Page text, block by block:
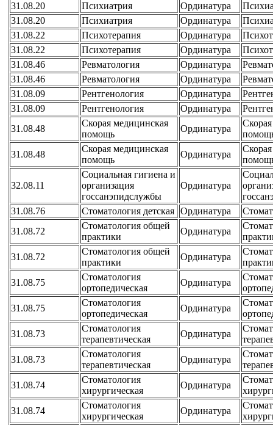
31.08.20
Психиатрия Ординатура
31.08.20
Психиатрия Ординатура
31.08.22
Психотерапия Ординатура
31.08.22
Психотерапия Ординатура
31.08.46
Ревматология Ординатура
31.08.46
Ревматология Ординатура
31.08.09
Рентгенология Ординатура
31.08.09
Рентгенология Ординатура
31.08.48
Скорая медицинская
помощь
Ординатура
31.08.48
Скорая медицинская
помощь
Ординатура
32.08.11
Социальная гигиена и
организация
госсанэпидслужбы
Ординатура
31.08.76
Стоматология детская Ординатура
31.08.72
Стоматология общей
практики
Ординатура
31.08.72
Стоматология общей
практики
Ординатура
31.08.75
Стоматология
ортопедическая
Ординатура
31.08.75
Стоматология
ортопедическая
Ординатура
31.08.73
Стоматология
терапевтическая
Ординатура
31.08.73
Стоматология
терапевтическая
Ординатура
31.08.74
Стоматология
хирургическая
Ординатура
31.08.74
Стоматология
хирургическая
Ординатура